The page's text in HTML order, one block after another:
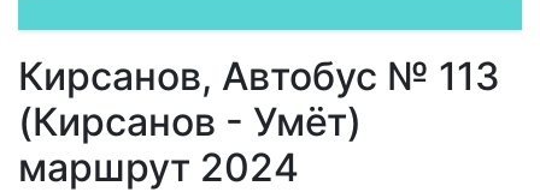
Кирсанов, Автобус № 113
(Кирсанов - Умёт)
маршрут 2024